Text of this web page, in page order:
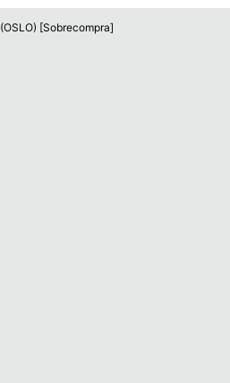
(OSLO) [Sobrecompra]